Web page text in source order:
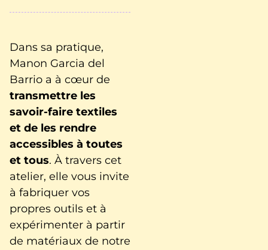
Dans sa pratique,
Manon Garcia del
Barrio a à cœur de
transmettre les
savoir-faire textiles
et de les rendre
accessibles à toutes
et tous. À travers cet
atelier, elle vous invite
à fabriquer vos
propres outils et à
expérimenter à partir
de matériaux de notre